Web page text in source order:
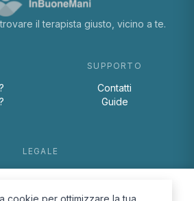
il terapista giusto, vicino a te.
SUPPORTO
Contatti
Guide
LEGALE
cookie per ottimizzare la tua